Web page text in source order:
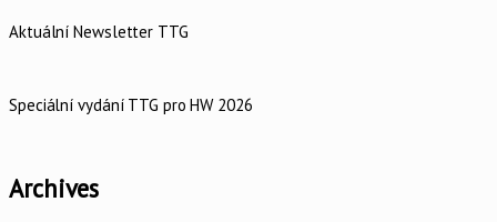
Aktuální Newsletter TTG
Speciální vydání TTG pro HW 2026
Archives